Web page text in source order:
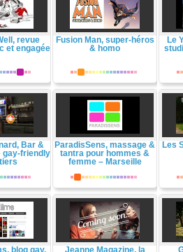
revue
et engagée
Fusion Man, super-héros
& homo
Le
Bar &
gay-friendly
ParadisSens, massage &
tantra pour hommes &
femme – Marseille
Les
blog gay,
Jeanne Magazine, la